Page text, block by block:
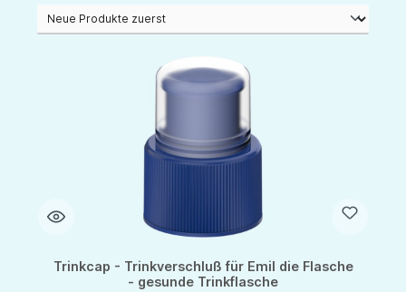
Trinkcap - Trinkverschluß für Emil die Flasche
- gesunde Trinkflasche